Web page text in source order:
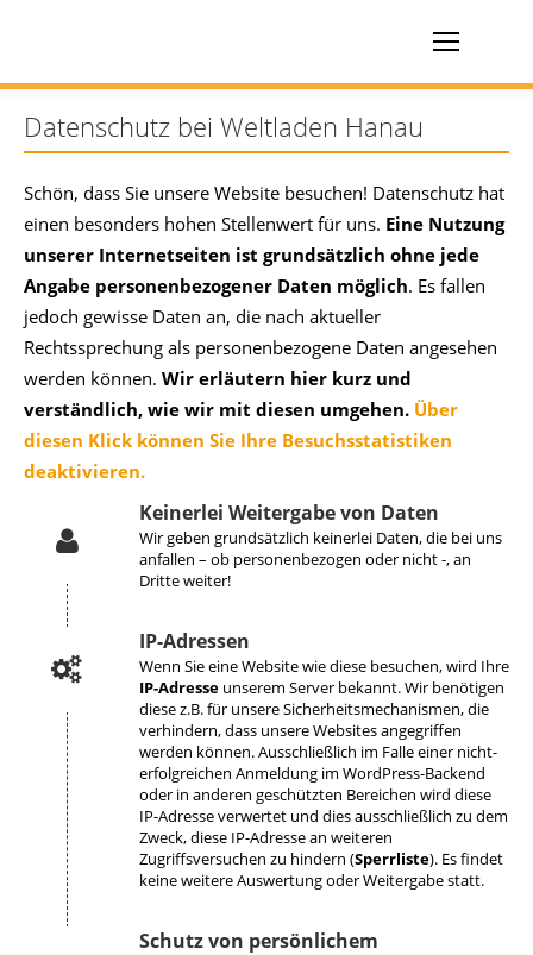
Datenschutz bei Weltladen Hanau
Schön, dass Sie unsere Website besuchen! Datenschutz hat
einen besonders hohen Stellenwert für uns. Eine Nutzung
unserer Internetseiten ist grundsätzlich ohne jede
Angabe personenbezogener Daten möglich. Es fallen
jedoch gewisse Daten an, die nach aktueller
Rechtssprechung als personenbezogene Daten angesehen
werden können. Wir erläutern hier kurz und
verständlich, wie wir mit diesen umgehen. Über
diesen Klick können Sie Ihre Besuchsstatistiken
deaktivieren.
Keinerlei Weitergabe von Daten
Wir geben grundsätzlich keinerlei Daten, die bei uns
anfallen – ob personenbezogen oder nicht -, an
Dritte weiter!
IP-Adressen
Wenn Sie eine Website wie diese besuchen, wird Ihre
IP-Adresse unserem Server bekannt. Wir benötigen
diese z.B. für unsere Sicherheitsmechanismen, die
verhindern, dass unsere Websites angegriffen
werden können. Ausschließlich im Falle einer nicht-
erfolgreichen Anmeldung im WordPress-Backend
oder in anderen geschützten Bereichen wird diese
IP-Adresse verwertet und dies ausschließlich zu dem
Zweck, diese IP-Adresse an weiteren
Zugriffsversuchen zu hindern (Sperrliste). Es findet
keine weitere Auswertung oder Weitergabe statt.
Schutz von persönlichem